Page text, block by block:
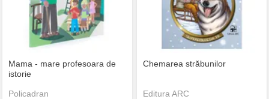
Mama - mare profesoara de
istorie
Policadran
Chemarea străbunilor
Editura ARC